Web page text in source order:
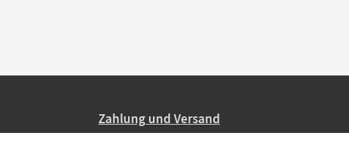
Zahlung und Versand